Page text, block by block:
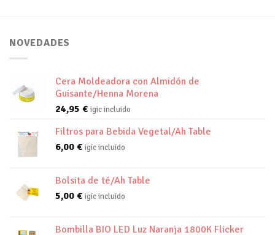
NOVEDADES
Cera Moldeadora con Almidón de
Guisante/Henna Morena
24,95 € igic incluido
Filtros para Bebida Vegetal/Ah Table
6,00 € igic incluido
Bolsita de té/Ah Table
5,00 € igic incluido
Bombilla BIO LED Luz Naranja 1800K Flicker